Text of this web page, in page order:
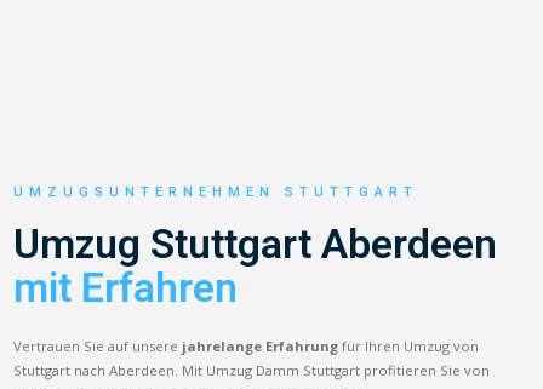
UMZUGSUNTERNEHMEN STUTTGART
Umzug Stuttgart Aberdeen
mit Erfahren
Vertrauen Sie auf unsere jahrelange Erfahrung für Ihren Umzug von
Stuttgart nach Aberdeen. Mit Umzug Damm Stuttgart profitieren Sie von